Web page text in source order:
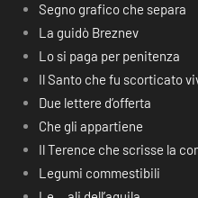
Segno grafico che separa
La guidò Breznev
Lo si paga per penitenza
Il Santo che fu scorticato
Due lettere d’offerta
Che gli appartiene
Il Terence che scrisse la
Legumi commestibili